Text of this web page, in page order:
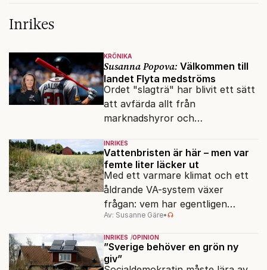
Inrikes
KRÖNIKA
Susanna Popova: Välkommen till
landet Flyta medströms
Ordet "slagträ" har blivit ett sätt
att avfärda allt från
marknadshyror och
om antisemitism.
INRIKES
Vattenbristen är här – men var
femte liter läcker ut
Med ett varmare klimat och ett
åldrande VA-system växer
frågan: vem har egentligen
ansvar för Sveriges
vattenresurser?
Av: Susanne Gäre•
INRIKES OPINION
”Sverige behöver en grön ny
giv”